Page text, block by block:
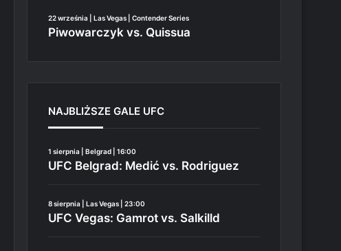
22 września | Las Vegas | Contender Series
Piwowarczyk vs. Quissua
NAJBLIŻSZE GALE UFC
1 sierpnia | Belgrad | 16:00
UFC Belgrad: Medić vs. Rodriguez
8 sierpnia | Las Vegas | 23:00
UFC Vegas: Gamrot vs. Salkilld